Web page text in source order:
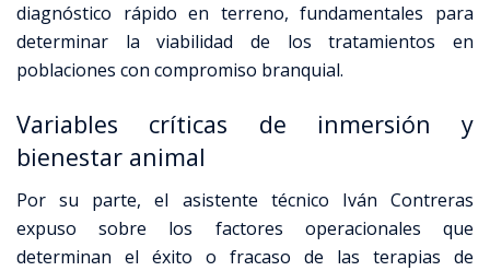
diagnóstico rápido en terreno, fundamentales para
determinar la viabilidad de los tratamientos en
poblaciones con compromiso branquial.
Variables críticas de inmersión y
bienestar animal
Por su parte, el asistente técnico Iván Contreras
expuso sobre los factores operacionales que
determinan el éxito o fracaso de las terapias de